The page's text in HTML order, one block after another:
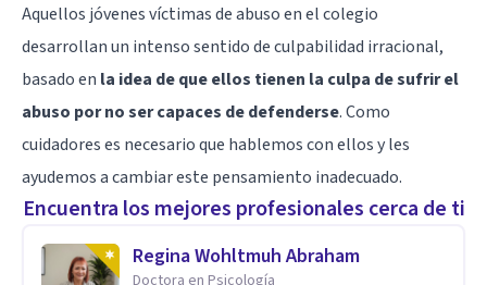
Aquellos jóvenes víctimas de abuso en el colegio
desarrollan un intenso sentido de culpabilidad irracional,
basado en la idea de que ellos tienen la culpa de sufrir el
abuso por no ser capaces de defenderse. Como
cuidadores es necesario que hablemos con ellos y les
ayudemos a cambiar este pensamiento inadecuado.
Encuentra los mejores profesionales cerca de ti
Regina Wohltmuh Abraham
Doctora en Psicología